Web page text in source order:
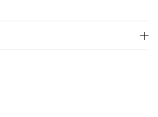
継続的な
スケア